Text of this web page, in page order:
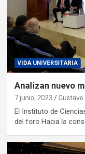
VIDA UNIVERSITARIA
Analizan nuevo
7 junio, 2023 Gustavo
El Instituto de
del foro Hacia la